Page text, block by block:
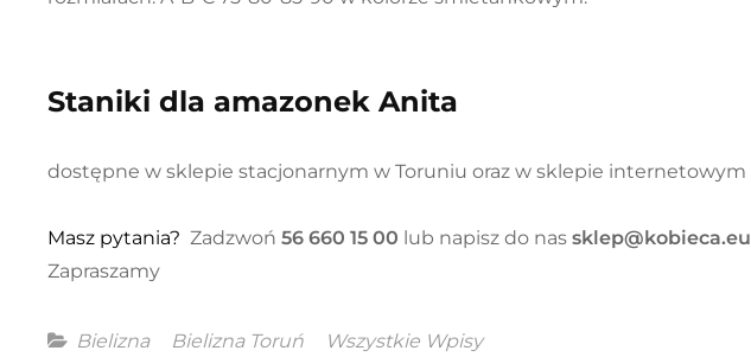
Staniki dla amazonek Anita
dostępne w sklepie stacjonarnym w Toruniu oraz w sklepie internetowym
Masz pytania? Zadzwoń 56 660 15 00 lub napisz do nas sklep@kobieca.eu
Zapraszamy
Categories
Bielizna Bielizna Toruń Wszystkie Wpisy